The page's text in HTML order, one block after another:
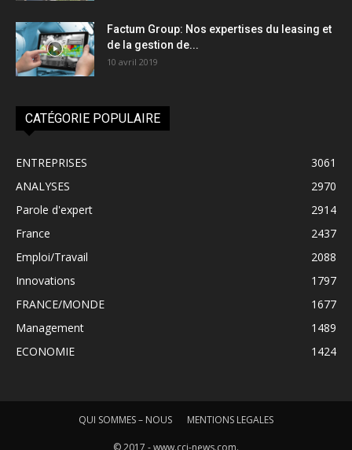
Factum Group: Nos expertises du leasing et
de la gestion de...
10 avril 2019
CATÉGORIE POPULAIRE
ENTREPRISES
3061
ANALYSES
2970
Parole d'expert
2914
France
2437
Emploi/Travail
2088
Innovations
1797
FRANCE/MONDE
1677
Management
1489
ECONOMIE
1424
QUI SOMMES – NOUS MENTIONS LEGALES